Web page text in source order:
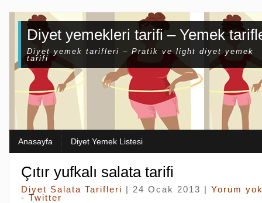
Diyet yemekleri tarifi – Yemek
Diyet yemek tarifleri – Pratik ve light diyet yemek
tarifi
Anasayfa Diyet Yemek Listesi
Çıtır yufkalı salata tarifi
Diyet Salata Tarifleri | 24 Ocak 2013 | Yorum
- Twitter